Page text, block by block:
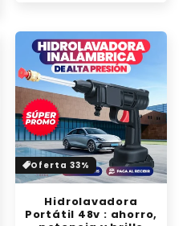
Oferta 33%
Hidrolavadora
Portátil 48v : ahorro,